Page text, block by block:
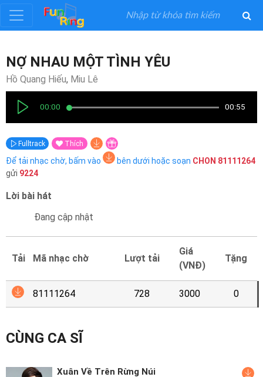
Đăng
ký
nhập
Thể
Loại
Nghệ
Mại
Hướng
Funring
Nghiệp
NỢ NHAU MỘT TÌNH YÊU
Hồ Quang Hiếu, Miu Lê
00:00 00:55
Fulltrack Thích
Để tải nhạc chờ, bấm vào bên dưới hoặc soạn CHON 81111264
gửi 9224
Lời bài hát
Đang cập nhật
Tải Mã nhạc chờ Lượt tải
Giá
(VNĐ)
Tặng
81111264 728 3000 0
CÙNG CA SĨ
Xuân Về Trên Rừng Núi